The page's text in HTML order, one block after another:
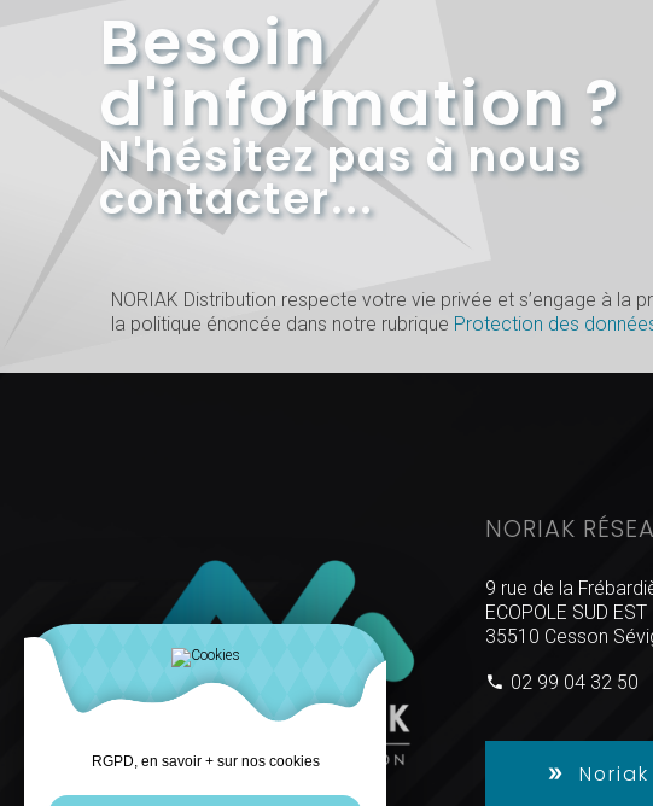
Besoin
d'information ?
N'hésitez pas à nous
contacter...
NORIAK Distribution respecte votre vie privée et s’engage à
la politique énoncée dans notre rubrique Protection des
NORIAK
9 rue de la
ECOPOLE SUD EST
35510 Cesson
02 99 04 32 50
RGPD, en savoir + sur nos cookies